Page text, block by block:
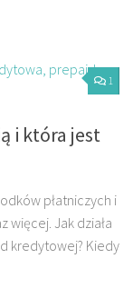
1
i która jest
płatniczych i
więcej. Jak działa
kredytowej? Kiedy